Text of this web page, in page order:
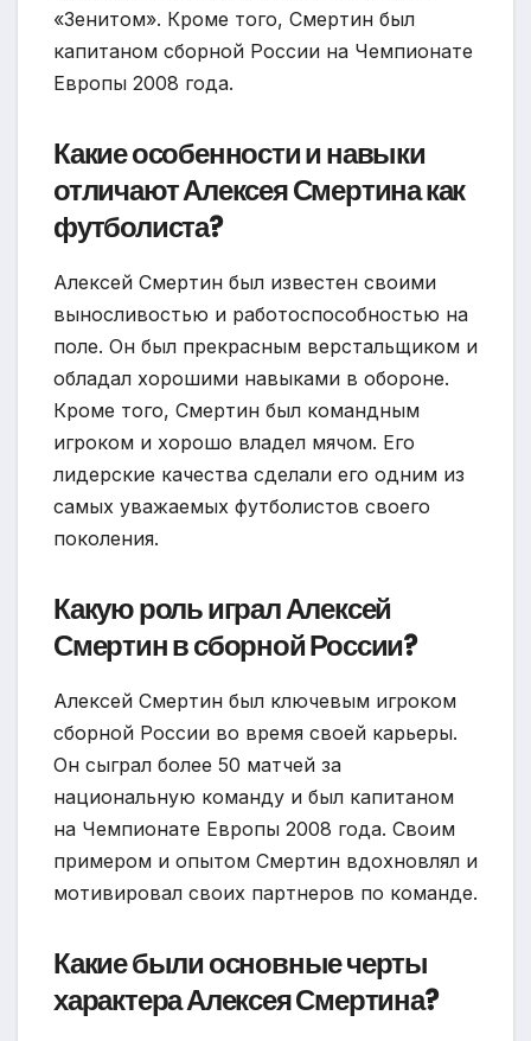
«Зенитом». Кроме того, Смертин был
капитаном сборной России на Чемпионате
Европы 2008 года.
Какие особенности и навыки
отличают Алексея Смертина как
футболиста?
Алексей Смертин был известен своими
выносливостью и работоспособностью на
поле. Он был прекрасным верстальщиком и
обладал хорошими навыками в обороне.
Кроме того, Смертин был командным
игроком и хорошо владел мячом. Его
лидерские качества сделали его одним из
самых уважаемых футболистов своего
поколения.
Какую роль играл Алексей
Смертин в сборной России?
Алексей Смертин был ключевым игроком
сборной России во время своей карьеры.
Он сыграл более 50 матчей за
национальную команду и был капитаном
на Чемпионате Европы 2008 года. Своим
примером и опытом Смертин вдохновлял и
мотивировал своих партнеров по команде.
Какие были основные черты
характера Алексея Смертина?